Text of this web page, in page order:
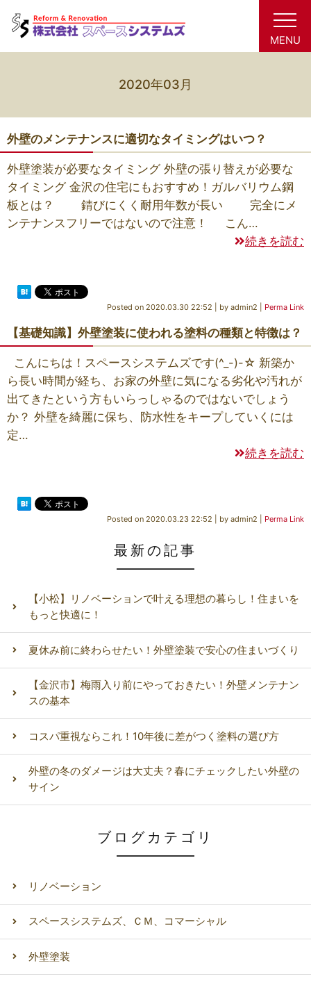
MENU
2020年03月
外壁のメンテナンスに適切なタイミングはいつ？
外壁塗装が必要なタイミング 外壁の張り替えが必要な
タイミング 金沢の住宅にもおすすめ！ガルバリウム鋼
板とは？ 錆びにくく耐用年数が長い 完全にメ
ンテナンスフリーではないので注意！ こん…
続きを読む
Posted on 2020.03.30 22:52 by admin2 Perma Link
【基礎知識】外壁塗装に使われる塗料の種類と特徴は？
こんにちは！スペースシステムズです(^_-)-☆ 新築か
ら長い時間が経ち、お家の外壁に気になる劣化や汚れが
出てきたという方もいらっしゃるのではないでしょう
か？ 外壁を綺麗に保ち、防水性をキープしていくには
定…
続きを読む
Posted on 2020.03.23 22:52 by admin2 Perma Link
最新の記事
【小松】リノベーションで叶える理想の暮らし！住まいを
もっと快適に！
夏休み前に終わらせたい！外壁塗装で安心の住まいづくり
【金沢市】梅雨入り前にやっておきたい！外壁メンテナン
スの基本
コスパ重視ならこれ！10年後に差がつく塗料の選び方
外壁の冬のダメージは大丈夫？春にチェックしたい外壁の
サイン
ブログカテゴリ
リノベーション
スペースシステムズ、ＣＭ、コマーシャル
外壁塗装